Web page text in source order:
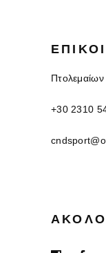
+30 2310